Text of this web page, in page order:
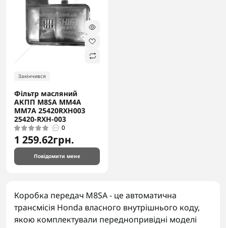
Закінчився
Фільтр масляний
АКПП M8SA MM4A
MM7A 25420RXH003
25420-RXH-003
0
1 259.62грн.
Повідомити мене
Коробка передач M8SA - це автоматична
трансмісія Honda власного внутрішнього коду,
якою комплектували переднопривідні моделі